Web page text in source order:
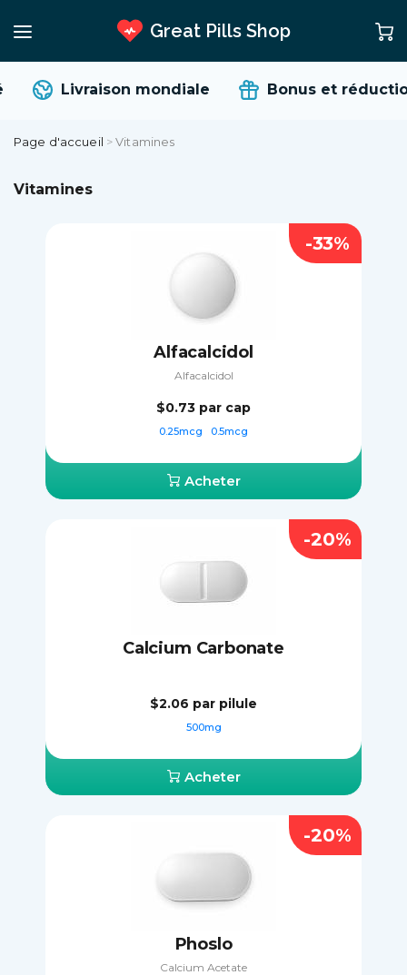
Great Pills Shop
Livraison mondiale Bonus et
Page d'accueil >Vitamines
Vitamines
Alfacalcidol
Alfacalcidol
$0.73 par cap
0.25mcg 0.5mcg
Acheter
-33%
Calcium Carbonate
$2.06 par pilule
500mg
Acheter
-20%
Phoslo
Calcium Acetate
-20%